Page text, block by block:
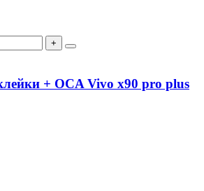
+
+ OCA Vivo x90 pro plus